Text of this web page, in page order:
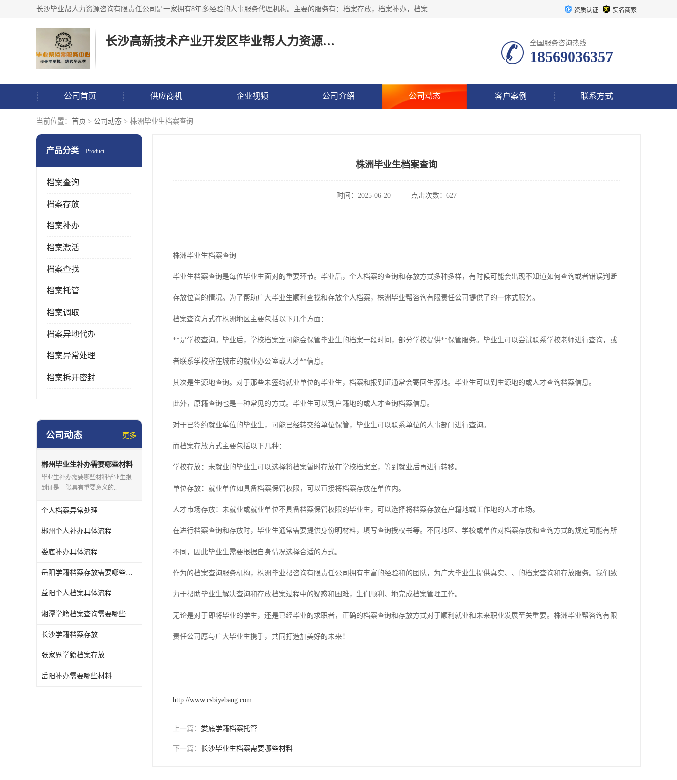
长沙毕业帮人力资源咨询有限责任公司是一家拥有8年多经验的人事服务代理机构。主要的服务有：档案存放，档案补办，档案激活，档案查询，档案查找，档案托管，档案调取，档案异地代办，档案异常处理 等；提供毕业档案处理、人事档案服务、商务代理代办、个人档案等服务，同时办事过程全程与客户沟通，确保真实、安全、可靠！ 资质认证 实名商家
长沙高新技术产业开发区毕业帮人力资源咨询有限责任公司 全国服务咨询热线:
18569036357
公司首页 供应商机 企业视频 公司介绍 公司动态 客户案例 联系方式
当前位置： 首页 > 公司动态 > 株洲毕业生档案查询
产品分类 Product
档案查询
档案存放
档案补办
档案激活
档案查找
档案托管
档案调取
档案异地代办
档案异常处理
档案拆开密封
公司动态 更多
郴州毕业生补办需要哪些材料
毕业生补办需要哪些材料毕业生报
到证是一张具有重要意义的..
个人档案异常处理
郴州个人补办具体流程
娄底补办具体流程
岳阳学籍档案存放需要哪些材料
益阳个人档案具体流程
湘潭学籍档案查询需要哪些材料
长沙学籍档案存放
张家界学籍档案存放
岳阳补办需要哪些材料
株洲毕业生档案查询
时间：2025-06-20 点击次数：627
株洲毕业生档案查询
毕业生档案查询是每位毕业生面对的重要环节。毕业后，个人档案的查询和存放方式多种多样，有时候可能会出现不知道如何查询或者错误判断
存放位置的情况。为了帮助广大毕业生顺利查找和存放个人档案，株洲毕业帮咨询有限责任公司提供了的一体式服务。
档案查询方式在株洲地区主要包括以下几个方面：
**是学校查询。毕业后，学校档案室可能会保管毕业生的档案一段时间，部分学校提供**保管服务。毕业生可以尝试联系学校老师进行查询，或
者联系学校所在城市的就业办公室或人才**信息。
其次是生源地查询。对于那些未签约就业单位的毕业生，档案和报到证通常会寄回生源地。毕业生可以到生源地的或人才查询档案信息。
此外，原籍查询也是一种常见的方式。毕业生可以到户籍地的或人才查询档案信息。
对于已签约就业单位的毕业生，可能已经转交给单位保管，毕业生可以联系单位的人事部门进行查询。
而档案存放方式主要包括以下几种：
学校存放：未就业的毕业生可以选择将档案暂时存放在学校档案室，等到就业后再进行转移。
单位存放：就业单位如具备档案保管权限，可以直接将档案存放在单位内。
人才市场存放：未就业或就业单位不具备档案保管权限的毕业生，可以选择将档案存放在户籍地或工作地的人才市场。
在进行档案查询和存放时，毕业生通常需要提供身份明材料，填写查询授权书等。不同地区、学校或单位对档案存放和查询方式的规定可能有所
不同，因此毕业生需要根据自身情况选择合适的方式。
作为的档案查询服务机构，株洲毕业帮咨询有限责任公司拥有丰富的经验和的团队，为广大毕业生提供真实、、的档案查询和存放服务。我们致
力于帮助毕业生解决查询和存放档案过程中的疑惑和困难，生们顺利、地完成档案管理工作。
无论是对于即将毕业的学生，还是已经毕业的求职者，正确的档案查询和存放方式对于顺利就业和未来职业发展至关重要。株洲毕业帮咨询有限
责任公司愿与广大毕业生携手，共同打造加美好的未来！
http://www.csbiyebang.com
上一篇： 娄底学籍档案托管
下一篇： 长沙毕业生档案需要哪些材料